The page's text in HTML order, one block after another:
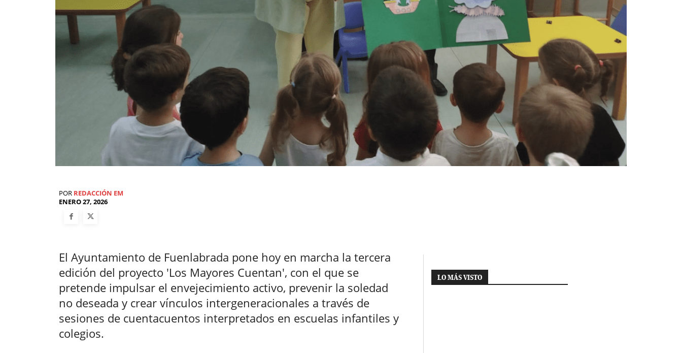
POR REDACCIÓN EM
ENERO 27, 2026
El Ayuntamiento de Fuenlabrada pone hoy en marcha la tercera
edición del proyecto 'Los Mayores Cuentan', con el que se
pretende impulsar el envejecimiento activo, prevenir la soledad
no deseada y crear vínculos intergeneracionales a través de
sesiones de cuentacuentos interpretados en escuelas infantiles y
colegios.
LO MÁS VISTO